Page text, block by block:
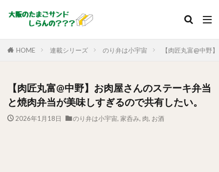
HOME 連載シリーズ のり弁は小宇宙 【肉匠丸富@中野
【肉匠丸富@中野】お肉屋さんのステーキ弁当
と焼肉弁当が美味しすぎるので共有したい。
2026年1月18日 のり弁は小宇宙, 家呑み, 肉, お酒